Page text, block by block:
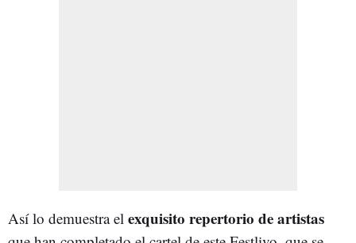
Así lo demuestra el exquisito repertorio de artistas